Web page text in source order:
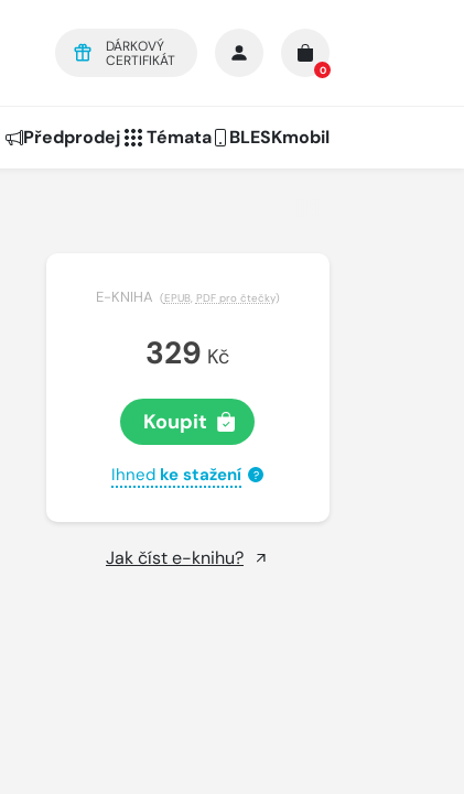
DÁRKOVÝ
CERTIFIKÁT
0
Předprodej Témata BLESKmobil
E-KNIHA (EPUB, PDF pro čtečky)
329 Kč
Koupit
Ihned ke stažení ?
Jak číst e-knihu?